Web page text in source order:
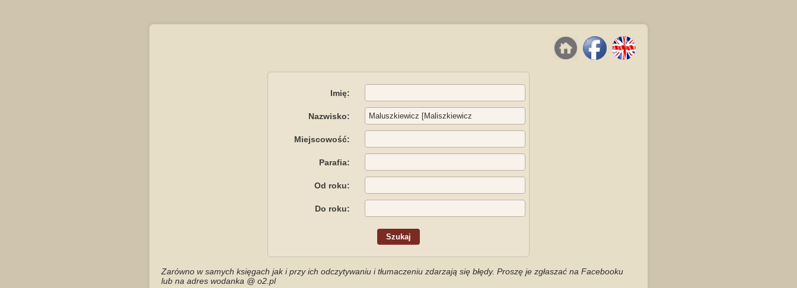
Imię:
Nazwisko:
Miejscowość:
Parafia:
Od roku:
Do roku:
Zarówno w samych księgach jak i przy ich odczytywaniu i tłumaczeniu zdarzają się błędy. Proszę je zgłaszać na Facebooku
lub na adres wodanka @ o2.pl